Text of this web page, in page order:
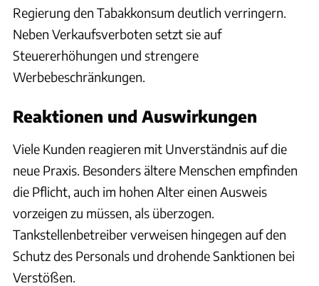
Regierung den Tabakkonsum deutlich verringern.
Neben Verkaufsverboten setzt sie auf
Steuererhöhungen und strengere
Werbebeschränkungen.
Reaktionen und Auswirkungen
Viele Kunden reagieren mit Unverständnis auf die
neue Praxis. Besonders ältere Menschen empfinden
die Pflicht, auch im hohen Alter einen Ausweis
vorzeigen zu müssen, als überzogen.
Tankstellenbetreiber verweisen hingegen auf den
Schutz des Personals und drohende Sanktionen bei
Verstößen.